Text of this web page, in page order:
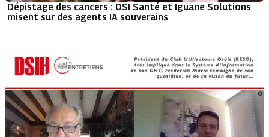
Dépistage des cancers : OSI Santé et Iguane Solutions
misent sur des agents IA souverains